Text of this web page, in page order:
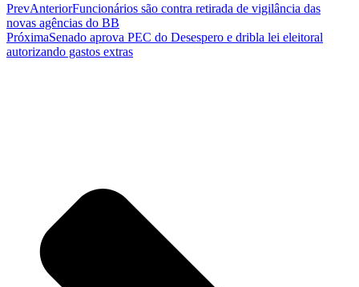
PrevAnteriorFuncionários são contra retirada de vigilância das
novas agências do BB
PróximaSenado aprova PEC do Desespero e dribla lei eleitoral
autorizando gastos extras